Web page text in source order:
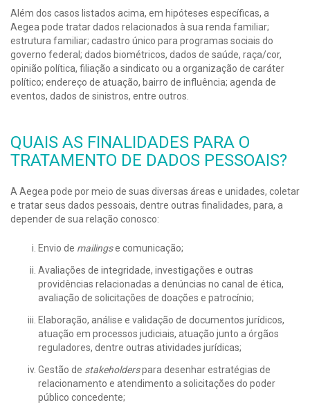
Além dos casos listados acima, em hipóteses específicas, a
Aegea pode tratar dados relacionados à sua renda familiar;
estrutura familiar; cadastro único para programas sociais do
governo federal; dados biométricos, dados de saúde, raça/cor,
opinião política, filiação a sindicato ou a organização de caráter
político; endereço de atuação, bairro de influência; agenda de
eventos, dados de sinistros, entre outros.
QUAIS AS FINALIDADES PARA O
TRATAMENTO DE DADOS PESSOAIS?
A Aegea pode por meio de suas diversas áreas e unidades, coletar
e tratar seus dados pessoais, dentre outras finalidades, para, a
depender de sua relação conosco:
Envio de mailingse comunicação;
Avaliações de integridade, investigações e outras
providências relacionadas a denúncias no canal de ética,
avaliação de solicitações de doações e patrocínio;
Elaboração, análise e validação de documentos jurídicos,
atuação em processos judiciais, atuação junto a órgãos
reguladores, dentre outras atividades jurídicas;
Gestão de stakeholderspara desenhar estratégias de
relacionamento e atendimento a solicitações do poder
público concedente;